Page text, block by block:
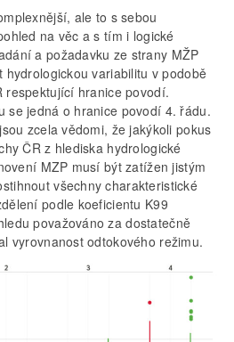
ale to s sebou
na věc a s tím i logické
a požadavku ze strany MŽP
hydrologickou variabilitu v podobě
respektující hranice povodí.
se jedná o hranice povodí 4. řádu.
zcela vědomi, že jakýkoli pokus
ČR z hlediska hydrologické
MZP musí být zatížen jistým
všechny charakteristické
podle koeficientu K99
považováno za dostatečně
vyrovnanost odtokového režimu.